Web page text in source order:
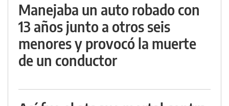
Manejaba un auto robado con
13 años junto a otros seis
menores y provocó la muerte
de un conductor